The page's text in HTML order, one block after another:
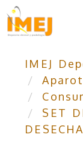
IMEJ
SET